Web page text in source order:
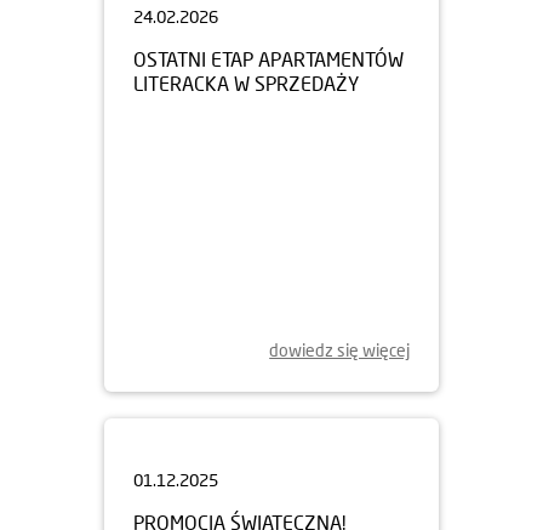
OSTATNI ETAP APARTAMENTÓW
LITERACKA W SPRZEDAŻY
dowiedz się więcej
PROMOCJA ŚWIĄTECZNA!